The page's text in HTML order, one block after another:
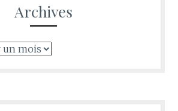
Archives